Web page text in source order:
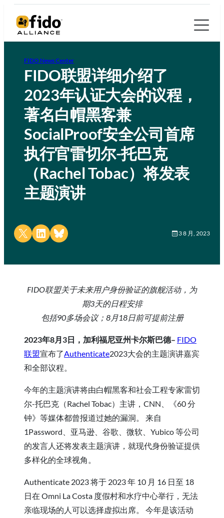
FIDO News Center
FIDO联盟详细介绍了
2023年认证大会的议程，
著名白帽黑客兼
SocialProof安全公司首席
执行官雷切尔-托巴克
（Rachel Tobac）将发表
主题演讲
Share on X Share on LinkedIn
Share on Bluesky 3 8 月, 2023
FIDO联盟关于未来用户身份验证的旗舰活动，为
期3天的日程安排
包括90多场会议；8月18日前可提前注册
2023年8月3日，加利福尼亚州卡尔斯巴德– FIDO
联盟宣布了Authenticate2023大会的主题演讲嘉宾
和全部议程。
今年的主题演讲将由白帽黑客和社会工程专家雷切
尔-托巴克（Rachel Tobac）主讲，CNN、《60 分
钟》等媒体都曾报道过她的漏洞。 来自
1Password、亚马逊、谷歌、微软、Yubico 等公司
的发言人还将发表主题演讲，就现代身份验证提供
多样化的全球视角。
Authenticate 2023 将于 2023 年 10 月 16 日至 18
日在 Omni La Costa 度假村和水疗中心举行，无法
亲临现场的人可以选择虚拟出席。 今年是该活动